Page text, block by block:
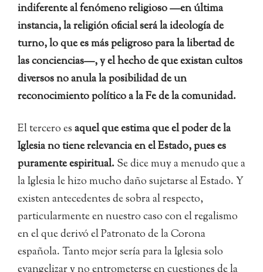
indiferente al fenómeno religioso —en última
instancia, la religión oficial será la ideología de
turno, lo que es más peligroso para la libertad de
las conciencias—, y el hecho de que existan cultos
diversos no anula la posibilidad de un
reconocimiento político a la Fe de la comunidad.
El tercero esaquel que estima que el poder de la
Iglesia no tiene relevancia en el Estado, pues es
puramente espiritual.Se dice muy a menudo que a
la Iglesia le hizo mucho daño sujetarse al Estado. Y
existen antecedentes de sobra al respecto,
particularmente en nuestro caso con el regalismo
en el que derivó el Patronato de la Corona
española. Tanto mejor sería para la Iglesia solo